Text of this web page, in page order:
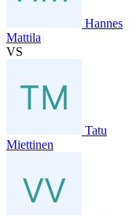
Hannes
Mattila
VS
Tatu
Miettinen